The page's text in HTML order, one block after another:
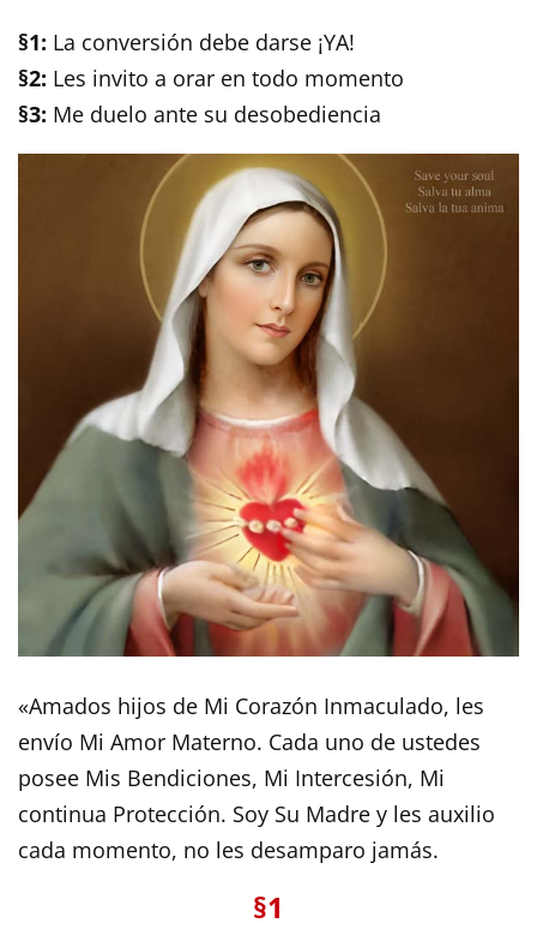
§1: La conversión debe darse ¡YA!
§2: Les invito a orar en todo momento
§3: Me duelo ante su desobediencia
«Amados hijos de Mi Corazón Inmaculado, les
envío Mi Amor Materno. Cada uno de ustedes
posee Mis Bendiciones, Mi Intercesión, Mi
continua Protección. Soy Su Madre y les auxilio
cada momento, no les desamparo jamás.
§1